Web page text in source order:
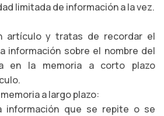
limitada de información a la vez.
artículo y tratas de recordar el
información sobre el nombre del
en la memoria a corto plazo
a largo plazo:
información que se repite o se